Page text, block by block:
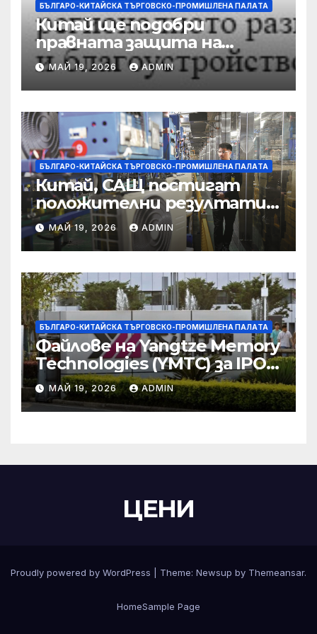
БЪЛГАРО-КИТАЙСКА ТЪРГОВСКО-ПРОМИШЛЕНА ПАЛAТА
Китай ще подобри
правната защита на
предприятията, ще се
съсредоточи върху
борбата с
корпоративната
престъпност
МАЙ 19, 2026 ADMIN
БЪЛГАРО-КИТАЙСКА ТЪРГОВСКО-ПРОМИШЛЕНА ПАЛAТА
Китай, САЩ постигат
положителни резултати в
икономическите и
търговски консултации:
министерство
МАЙ 19, 2026 ADMIN
БЪЛГАРО-КИТАЙСКА ТЪРГОВСКО-ПРОМИШЛЕНА ПАЛAТА
Файлове на Yangtze Memory
Technologies (YMTC) за IPO
на STAR Market
МАЙ 19, 2026 ADMIN
ЦЕНИ
Proudly powered by WordPress Theme: Newsup by Themeansar.
HomeSample Page